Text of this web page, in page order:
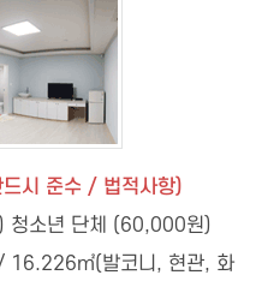
시 준수 / 법적사항)
청소년 단체 (60,000원)
16.226㎡(발코니, 현관, 화